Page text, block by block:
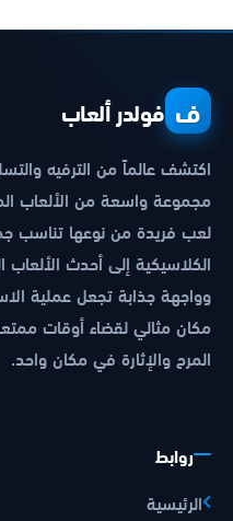
ف فولدر ألعاب
اكتشف عالماً من الترفيه
مجموعة واسعة من الألعاب
لعب فريدة من نوعها تناسب
الكلاسيكية إلى أحدث
وواجهة جذابة تجعل عملية
مكان مثالي لقضاء أوقات
المرح والإثارة في مكان واحد.
روابط
الرئيسية